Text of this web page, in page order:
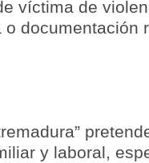
víctima de
documentación
y laboral,